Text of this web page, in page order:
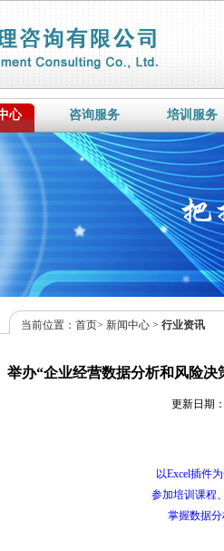
心 咨询服务 培训服务
当前位置： 首页> 新闻中心 > 行业资讯
举办“企业经营数据分析和风险
更新日期：
以Excel插件
参加培训课程
掌握数据